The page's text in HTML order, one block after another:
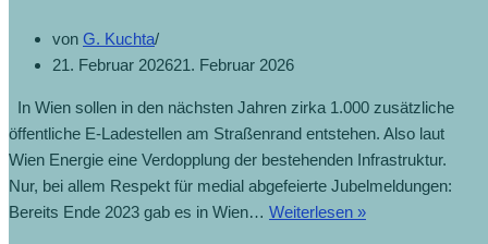
von G. Kuchta
21. Februar 202621. Februar 2026
In Wien sollen in den nächsten Jahren zirka 1.000 zusätzliche
öffentliche E-Ladestellen am Straßenrand entstehen. Also laut
Wien Energie eine Verdopplung der bestehenden Infrastruktur.
Nur, bei allem Respekt für medial abgefeierte Jubelmeldungen:
Bereits Ende 2023 gab es in Wien… Weiterlesen »